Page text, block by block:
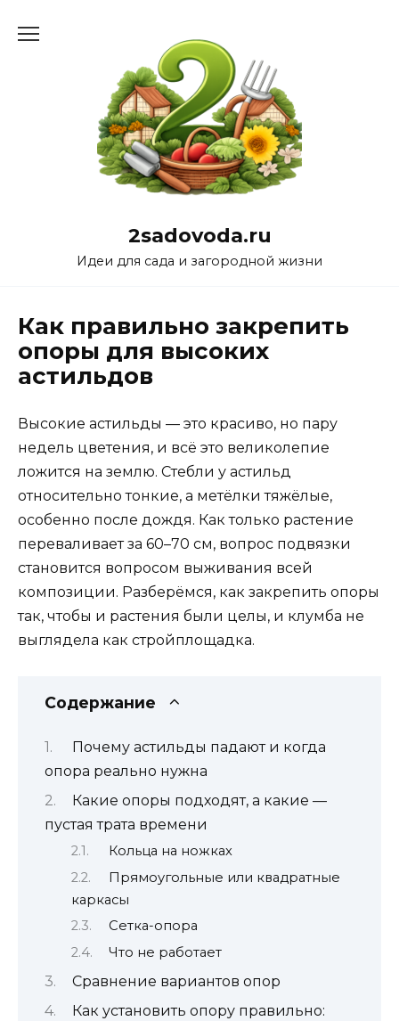
2sadovoda.ru
Идеи для сада и загородной жизни
Как правильно закрепить
опоры для высоких
астильдов
Высокие астильды — это красиво, но пару
недель цветения, и всё это великолепие
ложится на землю. Стебли у астильд
относительно тонкие, а метёлки тяжёлые,
особенно после дождя. Как только растение
переваливает за 60–70 см, вопрос подвязки
становится вопросом выживания всей
композиции. Разберёмся, как закрепить опоры
так, чтобы и растения были целы, и клумба не
выглядела как стройплощадка.
Содержание
Почему астильды падают и когда
опора реально нужна
Какие опоры подходят, а какие —
пустая трата времени
Кольца на ножках
Прямоугольные или квадратные
каркасы
Сетка-опора
Что не работает
Сравнение вариантов опор
Как установить опору правильно: